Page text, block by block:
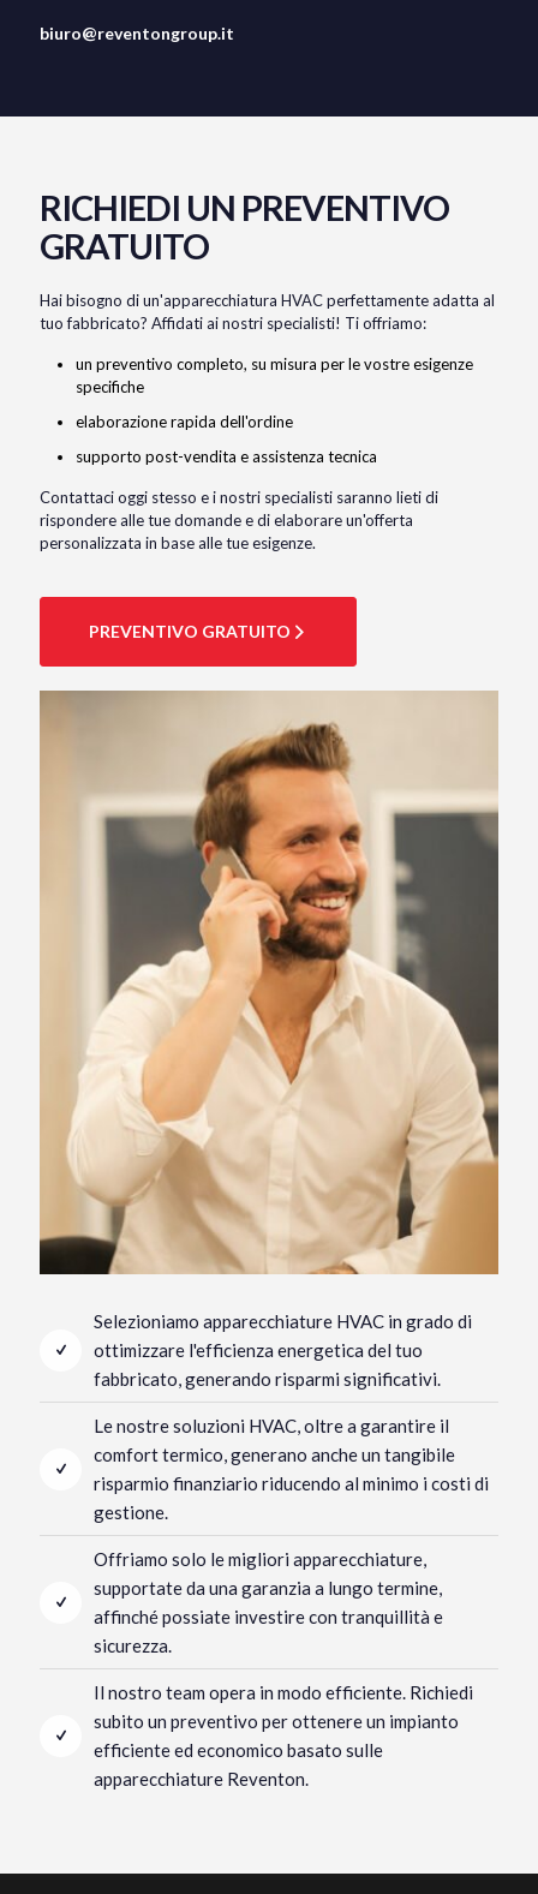
biuro@reventongroup.it
RICHIEDI UN PREVENTIVO
GRATUITO
Hai bisogno di un'apparecchiatura HVAC perfettamente adatta al
tuo fabbricato? Affidati ai nostri specialisti! Ti offriamo:
un preventivo completo, su misura per le vostre esigenze
specifiche
elaborazione rapida dell'ordine
supporto post-vendita e assistenza tecnica
Contattaci oggi stesso e i nostri specialisti saranno lieti di
rispondere alle tue domande e di elaborare un'offerta
personalizzata in base alle tue esigenze.
PREVENTIVO GRATUITO
Selezioniamo apparecchiature HVAC in grado di
ottimizzare l'efficienza energetica del tuo
fabbricato, generando risparmi significativi.
Le nostre soluzioni HVAC, oltre a garantire il
comfort termico, generano anche un tangibile
risparmio finanziario riducendo al minimo i costi di
gestione.
Offriamo solo le migliori apparecchiature,
supportate da una garanzia a lungo termine,
affinché possiate investire con tranquillità e
sicurezza.
Il nostro team opera in modo efficiente. Richiedi
subito un preventivo per ottenere un impianto
efficiente ed economico basato sulle
apparecchiature Reventon.